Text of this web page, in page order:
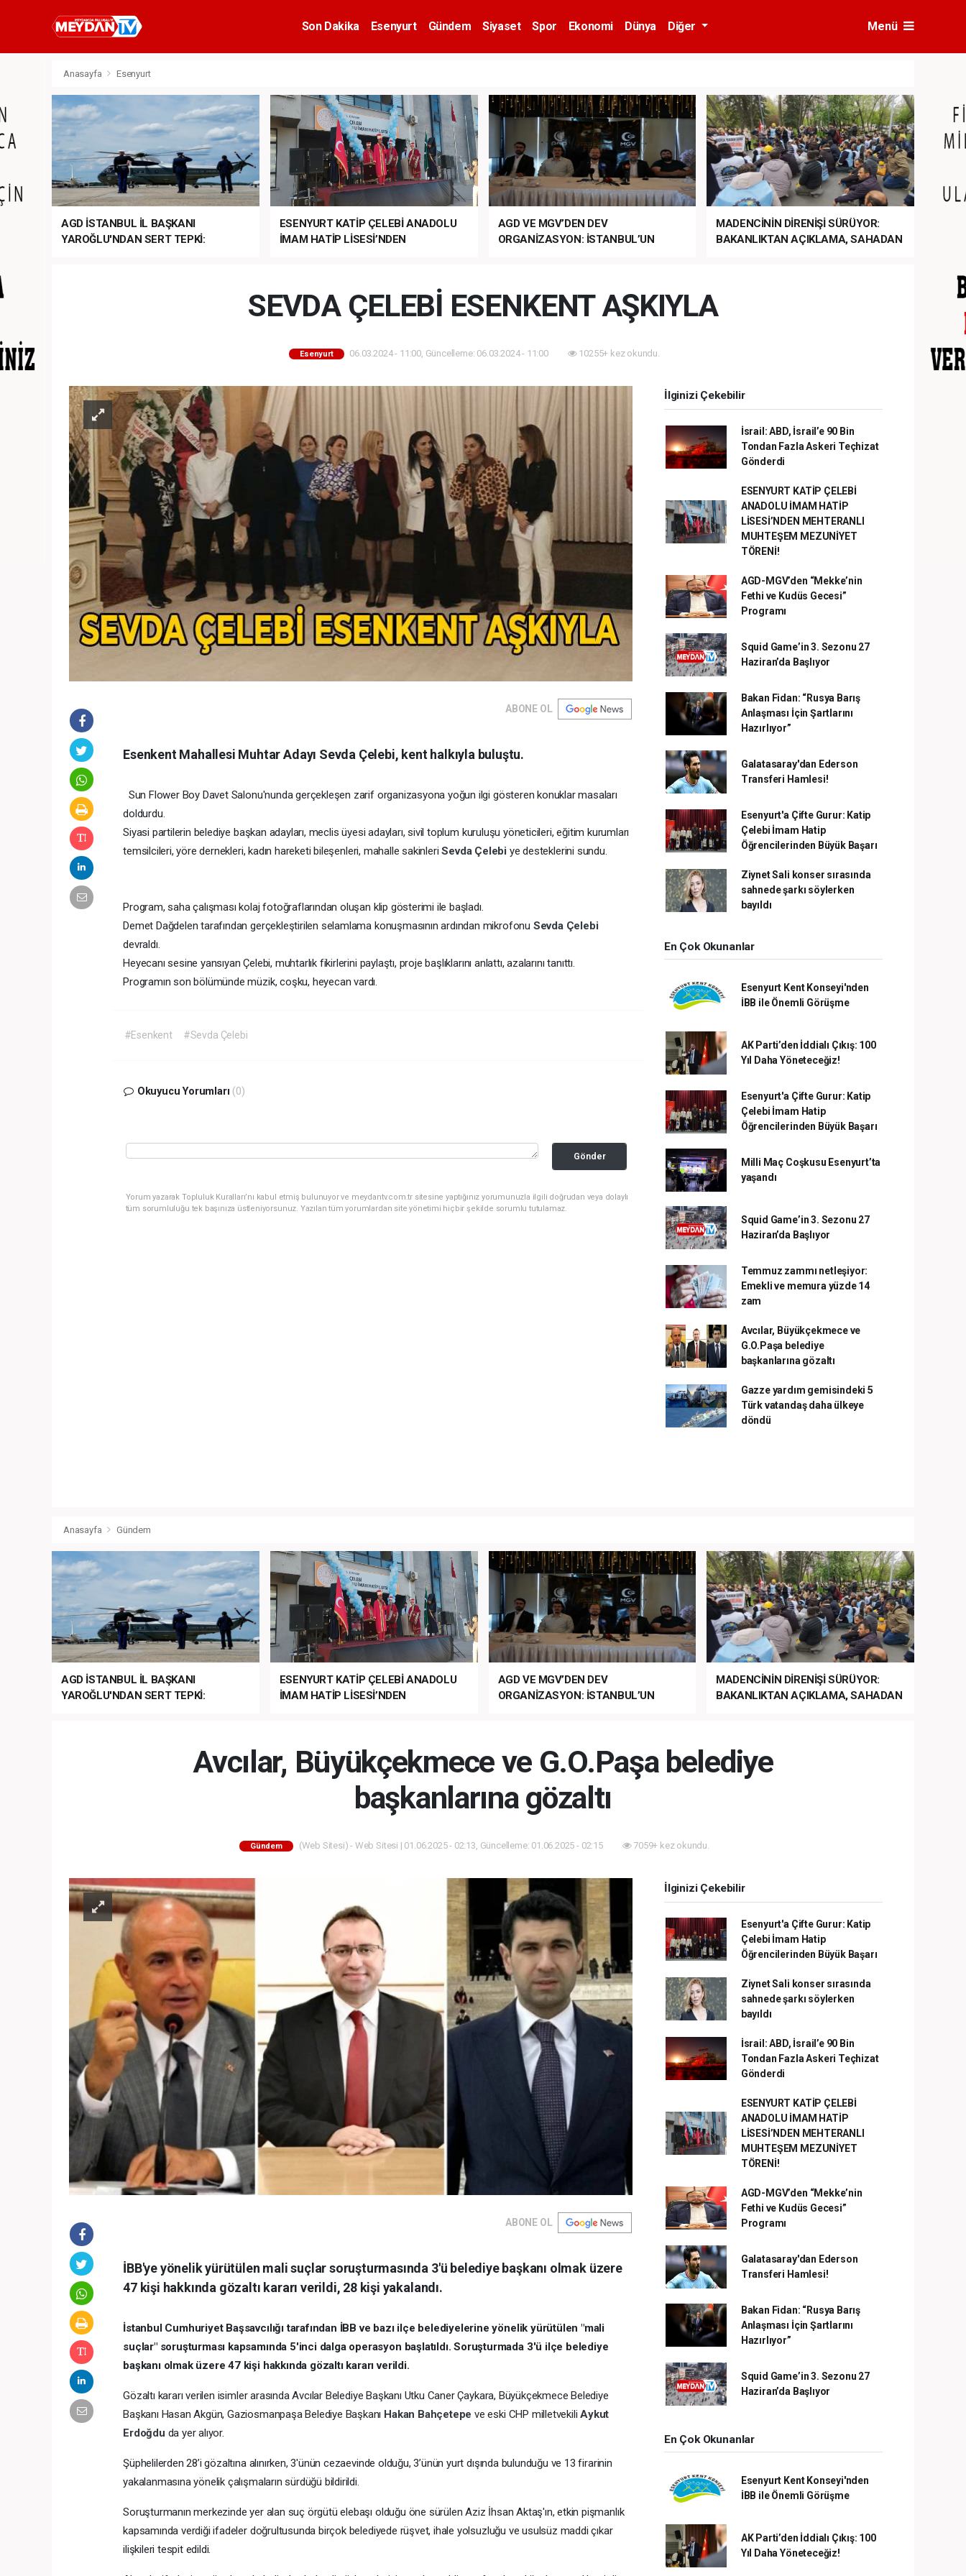
Son Dakika Esenyurt Gündem Siyaset Spor Ekonomi Dünya Diğer Menü
Anasayfa Esenyurt
AGD İSTANBUL İL BAŞKANI
YAROĞLU'NDAN SERT TEPKİ:
ESENYURT KATİP ÇELEBİ ANADOLU
İMAM HATİP LİSESİ’NDEN
AGD VE MGV’DEN DEV
ORGANİZASYON: İSTANBUL’UN
MADENCİNİN DİRENİŞİ SÜRÜYOR:
BAKANLIKTAN AÇIKLAMA, SAHADAN
SEVDA ÇELEBİ ESENKENT AŞKIYLA
Esenyurt 06.03.2024 - 11:00, Güncelleme: 06.03.2024 - 11:00 10255+ kez okundu.
ABONE OL
Esenkent Mahallesi Muhtar Adayı Sevda Çelebi, kent halkıyla buluştu.
Sun Flower Boy Davet Salonu'nunda gerçekleşen zarif organizasyona yoğun ilgi gösteren konuklar masaları
doldurdu.
Siyasi partilerin belediye başkan adayları, meclis üyesi adayları, sivil toplum kuruluşu yöneticileri, eğitim kurumları
temsilcileri, yöre dernekleri, kadın hareketi bileşenleri, mahalle sakinleriSevda Çelebi ye desteklerini sundu.
Program, saha çalışması kolaj fotoğraflarından oluşan klip gösterimi ile başladı.
Demet Dağdelen tarafından gerçekleştirilen selamlama konuşmasının ardından mikrofonu Sevda Çelebi
devraldı.
Heyecanı sesine yansıyan Çelebi, muhtarlık fikirlerini paylaştı, proje başlıklarını anlattı, azalarını tanıttı.
Programın son bölümünde müzik, coşku, heyecan vardı.
#Esenkent #Sevda Çelebi
Okuyucu Yorumları (0)
Gönder
Yorum yazarak Topluluk Kuralları’nı kabul etmiş bulunuyor ve meydantv.com.tr sitesine yaptığınız yorumunuzla ilgili doğrudan veya dolaylı
tüm sorumluluğu tek başınıza üstleniyorsunuz. Yazılan tüm yorumlardan site yönetimi hiçbir şekilde sorumlu tutulamaz.
İlginizi Çekebilir
İsrail: ABD, İsrail’e 90 Bin
Tondan Fazla Askeri Teçhizat
Gönderdi
ESENYURT KATİP ÇELEBİ
ANADOLU İMAM HATİP
LİSESİ’NDEN MEHTERANLI
MUHTEŞEM MEZUNİYET
TÖRENİ!
AGD-MGV’den “Mekke’nin
Fethi ve Kudüs Gecesi”
Programı
Squid Game’in 3. Sezonu 27
Haziran’da Başlıyor
Bakan Fidan: “Rusya Barış
Anlaşması İçin Şartlarını
Hazırlıyor”
Galatasaray'dan Ederson
Transferi Hamlesi!
Esenyurt'a Çifte Gurur: Katip
Çelebi İmam Hatip
Öğrencilerinden Büyük Başarı
Ziynet Sali konser sırasında
sahnede şarkı söylerken
bayıldı
En Çok Okunanlar
Esenyurt Kent Konseyi'nden
İBB ile Önemli Görüşme
AK Parti’den İddialı Çıkış: 100
Yıl Daha Yöneteceğiz!
Esenyurt'a Çifte Gurur: Katip
Çelebi İmam Hatip
Öğrencilerinden Büyük Başarı
Milli Maç Coşkusu Esenyurt’ta
yaşandı
Squid Game’in 3. Sezonu 27
Haziran’da Başlıyor
Temmuz zammı netleşiyor:
Emekli ve memura yüzde 14
zam
Avcılar, Büyükçekmece ve
G.O.Paşa belediye
başkanlarına gözaltı
Gazze yardım gemisindeki 5
Türk vatandaş daha ülkeye
döndü
Anasayfa Gündem
AGD İSTANBUL İL BAŞKANI
YAROĞLU'NDAN SERT TEPKİ:
ESENYURT KATİP ÇELEBİ ANADOLU
İMAM HATİP LİSESİ’NDEN
AGD VE MGV’DEN DEV
ORGANİZASYON: İSTANBUL’UN
MADENCİNİN DİRENİŞİ SÜRÜYOR:
BAKANLIKTAN AÇIKLAMA, SAHADAN
Avcılar, Büyükçekmece ve G.O.Paşa belediye
başkanlarına gözaltı
Gündem (Web Sitesi) - Web Sitesi | 01.06.2025 - 02:13, Güncelleme: 01.06.2025 - 02:15 7059+ kez okundu.
ABONE OL
İBB'ye yönelik yürütülen mali suçlar soruşturmasında 3'ü belediye başkanı olmak üzere
47 kişi hakkında gözaltı kararı verildi, 28 kişi yakalandı.
İstanbul Cumhuriyet Başsavcılığı tarafından İBB ve bazı ilçe belediyelerine yönelik yürütülen "mali
suçlar" soruşturması kapsamında 5'inci dalga operasyon başlatıldı. Soruşturmada 3'ü ilçe belediye
başkanı olmak üzere 47 kişi hakkında gözaltı kararı verildi.
Gözaltı kararı verilen isimler arasında Avcılar Belediye Başkanı Utku Caner Çaykara, Büyükçekmece Belediye
Başkanı Hasan Akgün, Gaziosmanpaşa Belediye Başkanı Hakan Bahçetepeve eski CHP milletvekiliAykut
Erdoğdu da yer alıyor.
Şüphelilerden 28’i gözaltına alınırken, 3'ünün cezaevinde olduğu, 3’ünün yurt dışında bulunduğu ve 13 firarinin
yakalanmasına yönelik çalışmaların sürdüğü bildirildi.
Soruşturmanın merkezinde yer alan suç örgütü elebaşı olduğu öne sürülen Aziz İhsan Aktaş'ın, etkin pişmanlık
kapsamında verdiği ifadeler doğrultusunda birçok belediyede rüşvet, ihale yolsuzluğu ve usulsüz maddi çıkar
ilişkileri tespit edildi.
İlginizi Çekebilir
Esenyurt'a Çifte Gurur: Katip
Çelebi İmam Hatip
Öğrencilerinden Büyük Başarı
Ziynet Sali konser sırasında
sahnede şarkı söylerken
bayıldı
İsrail: ABD, İsrail’e 90 Bin
Tondan Fazla Askeri Teçhizat
Gönderdi
ESENYURT KATİP ÇELEBİ
ANADOLU İMAM HATİP
LİSESİ’NDEN MEHTERANLI
MUHTEŞEM MEZUNİYET
TÖRENİ!
AGD-MGV’den “Mekke’nin
Fethi ve Kudüs Gecesi”
Programı
Galatasaray'dan Ederson
Transferi Hamlesi!
Bakan Fidan: “Rusya Barış
Anlaşması İçin Şartlarını
Hazırlıyor”
Squid Game’in 3. Sezonu 27
Haziran’da Başlıyor
En Çok Okunanlar
Esenyurt Kent Konseyi'nden
İBB ile Önemli Görüşme
AK Parti’den İddialı Çıkış: 100
Yıl Daha Yöneteceğiz!